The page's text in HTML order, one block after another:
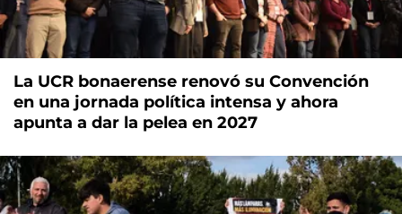
La UCR bonaerense renovó su Convención
en una jornada política intensa y ahora
apunta a dar la pelea en 2027